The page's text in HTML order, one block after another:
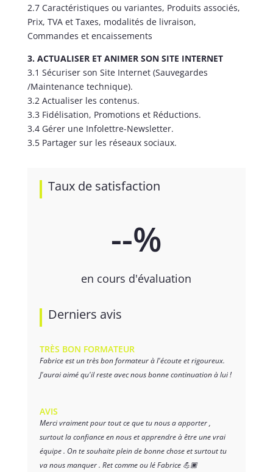
2.7 Caractéristiques ou variantes, Produits associés,
Prix, TVA et Taxes, modalités de livraison,
Commandes et encaissements
3. ACTUALISER ET ANIMER SON SITE INTERNET
3.1 Sécuriser son Site Internet (Sauvegardes
/Maintenance technique).
3.2 Actualiser les contenus.
3.3 Fidélisation, Promotions et Réductions.
3.4 Gérer une Infolettre-Newsletter.
3.5 Partager sur les réseaux sociaux.
Taux de satisfaction
--%
en cours d'évaluation
Derniers avis
TRÈS BON FORMATEUR
Fabrice est un très bon formateur à l'écoute et rigoureux.
J'aurai aimé qu'il reste avec nous bonne continuation à lui !
AVIS
Merci vraiment pour tout ce que tu nous a apporter ,
surtout la confiance en nous et apprendre à être une vrai
équipe . On te souhaite plein de bonne chose et surtout tu
va nous manquer . Ret comme ou lé Fabrice 💪🏿